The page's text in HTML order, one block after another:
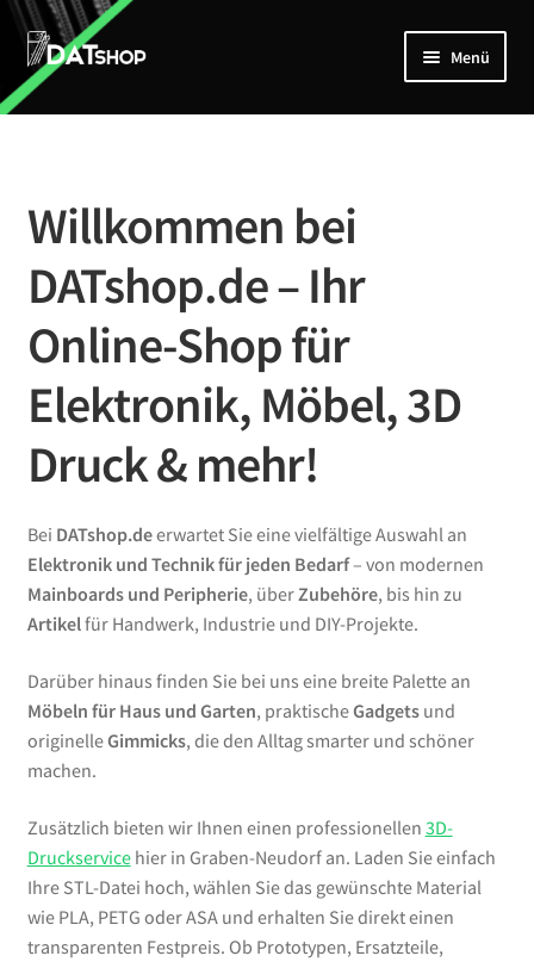
Zur
Navigation
springen
Zum
Inhalt
springen
Menü
Home
Mein Account
Kontakt
Willkommen bei
DATshop.de – Ihr
Online-Shop für
Elektronik, Möbel, 3D
Druck & mehr!
Bei DATshop.deerwartet Sie eine vielfältige Auswahl an
Elektronik und Technik für jeden Bedarf– von modernen
Mainboards und Peripherie, überZubehöre, bis hin zu
Artikelfür Handwerk, Industrie und DIY-Projekte.
Darüber hinaus finden Sie bei uns eine breite Palette an
Möbeln für Haus und Garten, praktischeGadgetsund
originelleGimmicks, die den Alltag smarter und schöner
machen.
Zusätzlich bieten wir Ihnen einen professionellen 3D-
Druckservicehier in Graben-Neudorf an. Laden Sie einfach
Ihre STL-Datei hoch, wählen Sie das gewünschte Material
wie PLA, PETG oder ASA und erhalten Sie direkt einen
transparenten Festpreis. Ob Prototypen, Ersatzteile,